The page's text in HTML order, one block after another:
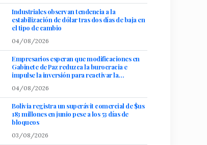
Industriales observan tendencia a la
estabilización de dólar tras dos días de baja en
el tipo de cambio
04/08/2026
Empresarios esperan que modificaciones en
Gabinete de Paz reduzca la burocracia e
impulse la inversión para reactivar la
04/08/2026
Bolivia registra un superávit comercial de $us
183 millones en junio pese a los 53 días de
bloqueos
03/08/2026